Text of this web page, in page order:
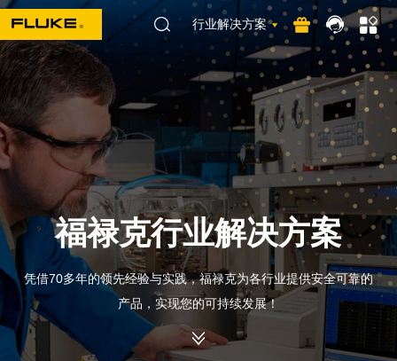
行业解决方案
福禄克行业解决方案
凭借70多年的领先经验与实践，福禄克为各行业提供安全可靠的
产品，实现您的可持续发展！